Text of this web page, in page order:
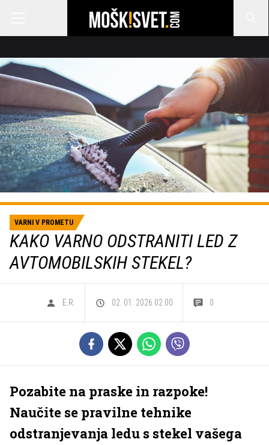
VARNI V PROMETU
KAKO VARNO ODSTRANITI LED Z
AVTOMOBILSKIH STEKEL?
E.R. 02. 01. 2026 02.00 0
Pozabite na praske in razpoke!
Naučite se pravilne tehnike
odstranjevanja ledu s stekel vašega